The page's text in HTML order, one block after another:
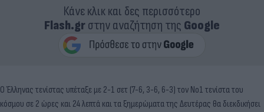
Κάνε κλικ και δες περισσότερο
Flash.grστην αναζήτηση της Google
Ο Έλληνας τενίστας υπέταξε με 2-1 σετ (7-6, 3-6, 6-3) τον Νο1 τενίστα του
κόσμου σε 2 ώρες και 24 λεπτά και τα ξημερώματα της Δευτέρας θα διεκδικήσει